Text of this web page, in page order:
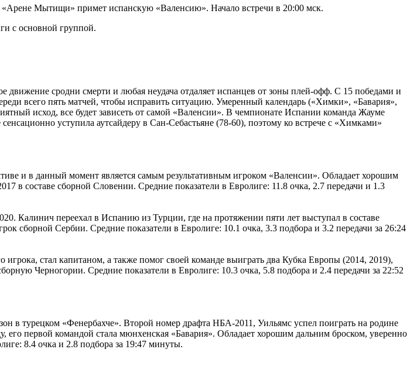
«Арене Мытищи» примет испанскую «Валенсию». Начало встречи в 20:00 мск.
с основной группой.
сродни смерти и любая неудача отдаляет испанцев от зоны плей-офф. С 15 победами и
всего пять матчей, чтобы исправить ситуацию. Умеренный календарь («Химки», «Бавария»,
исход, все будет зависеть от самой «Валенсии». В чемпионате Испании команда Жауме
уступила аутсайдеру в Сан-Себастьяне (78-60), поэтому ко встрече с «Химками»
и в данный момент является самым результативным игроком «Валенсии». Обладает хорошим
в составе сборной Словении. Средние показатели в Евролиге: 11.8 очка, 2.7 передачи и 1.3
Калинич переехал в Испанию из Турции, где на протяжении пяти лет выступал в составе
сборной Сербии. Средние показатели в Евролиге: 10.1 очка, 3.3 подбора и 3.2 передачи за 26:24
игрока, стал капитаном, а также помог своей команде выиграть два Кубка Европы (2014, 2019),
Черногории. Средние показатели в Евролиге: 10.3 очка, 5.8 подбора и 2.4 передачи за 22:52
в турецком «Фенербахче». Второй номер драфта НБА-2011, Уильямс успел поиграть на родине
первой командой стала мюнхенская «Бавария». Обладает хорошим дальним броском, уверенно
8.4 очка и 2.8 подбора за 19:47 минуты.